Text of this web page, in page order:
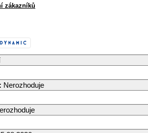
zákazníků
: Nerozhoduje